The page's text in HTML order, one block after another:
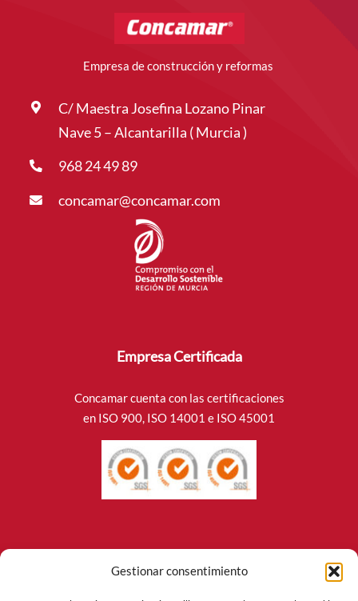
Gestionar consentimiento
Empresa de construcción y reformas
C/ Maestra Josefina Lozano Pinar
Nave 5 – Alcantarilla ( Murcia )
968 24 49 89
concamar@concamar.com
Empresa Certificada
Concamar cuenta con las certificaciones
en ISO 900, ISO 14001 e ISO 45001